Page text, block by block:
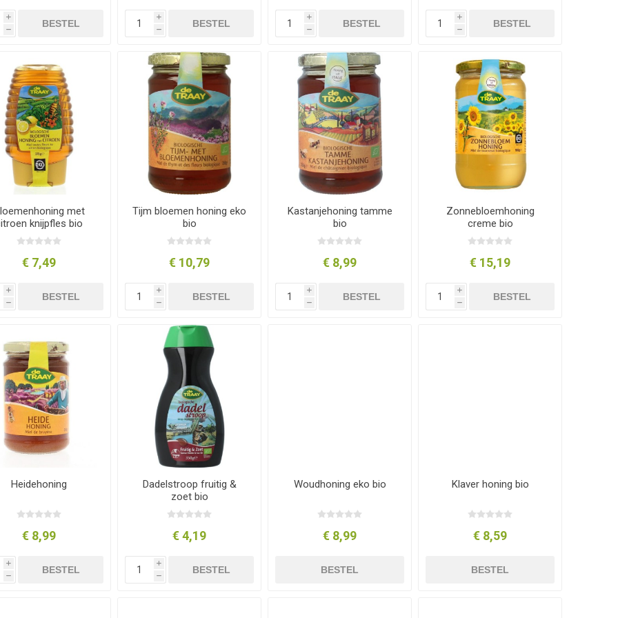
i
h
BESTEL
i
h
BESTEL
i
h
BESTEL
i
h
BESTEL
met
knijpfles bio
€ 7,49
i
h
BESTEL
Tijm bloemen honing eko
bio
€ 10,79
i
h
BESTEL
Kastanjehoning tamme
bio
€ 8,99
i
h
BESTEL
Zonnebloemhoning
creme bio
€ 15,19
i
h
BESTEL
Heidehoning
€ 8,99
i
h
BESTEL
Dadelstroop fruitig &
zoet bio
€ 4,19
i
h
BESTEL
Woudhoning eko bio
€ 8,99
BESTEL
Klaver honing bio
€ 8,59
BESTEL